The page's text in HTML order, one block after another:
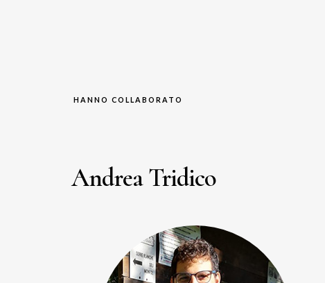
HANNO COLLABORATO
Andrea Tridico